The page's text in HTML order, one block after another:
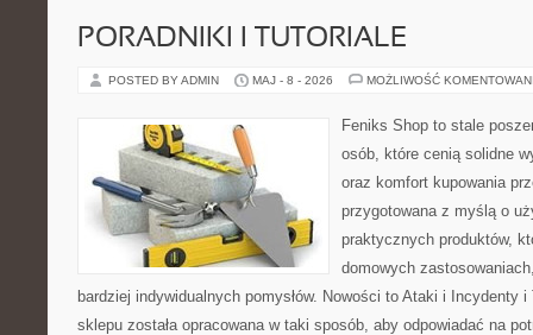
PORADNIKI I TUTORIALE
POSTED BY ADMIN MAJ - 8 - 2026 MOŻLIWOŚĆ
Feniks Shop to stale
osób, które cenią solidne
oraz komfort kupowania
przygotowana z myślą o
praktycznych produktów,
domowych
bardziej indywidualnych pomysłów. Nowości to Ataki i Incydenty
sklepu została opracowana w taki sposób, aby odpowiadać na